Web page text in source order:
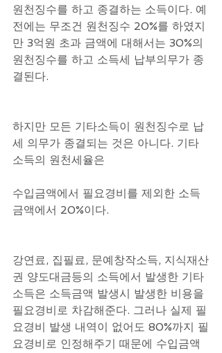
원천징수를 하고 종결하는 소득이다. 예
전에는 무조건 원천징수 20%를 하였지
만 3억원 초과 금액에 대해서는 30%의
원천징수를 하고 소득세 납부의무가 종
결된다.
하지만 모든 기타소득이 원천징수로 납
세 의무가 종결되는 것은 아니다. 기타
소득의 원천세율은
수입금액에서 필요경비를 제외한 소득
금액에서 20%이다.
강연료, 집필료, 문예창작소득, 지식재산
권 양도대금등의 소득에서 발생한 기타
소득은 소득금액 발생시 발생한 비용을
필요경비로 차감해준다. 그러나 실제 필
요경비 발생 내역이 없어도 80%까지 필
요경비로 인정해주기 때문에 수입금액